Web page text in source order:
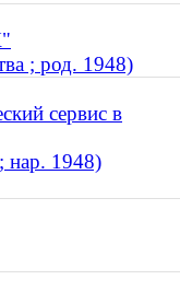
; род. 1948)
сервис в
нар. 1948)